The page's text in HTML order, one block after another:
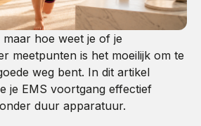
hoe weet je of je
meetpunten is het moeilijk om te
weg bent. In dit artikel
je EMS voortgang effectief
duur apparatuur.